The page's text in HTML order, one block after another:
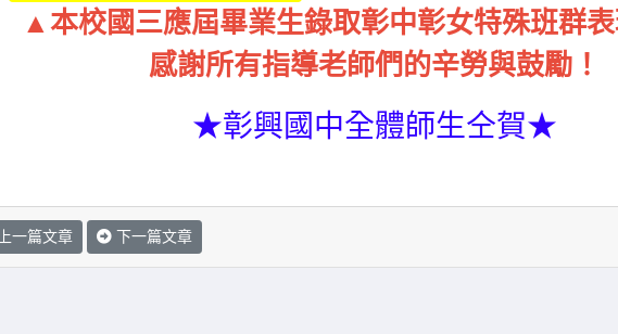
▲本校國三應屆畢業生錄取彰中彰女特殊班群
感謝所有指導老師們的辛勞與鼓勵！
★彰興國中全體師生仝賀★
上一篇文章 下一篇文章